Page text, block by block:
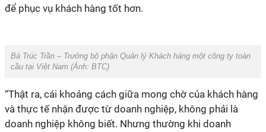
để phục vụ khách hàng tốt hơn.
Bà Trúc Trần – Trưởng bộ phận Quản lý Khách hàng một công ty toàn
cầu tại Việt Nam (Ảnh: BTC)
“Thật ra, cái khoảng cách giữa mong chờ của khách hàng
và thực tế nhận được từ doanh nghiệp, không phải là
doanh nghiệp không biết. Nhưng thường khi doanh